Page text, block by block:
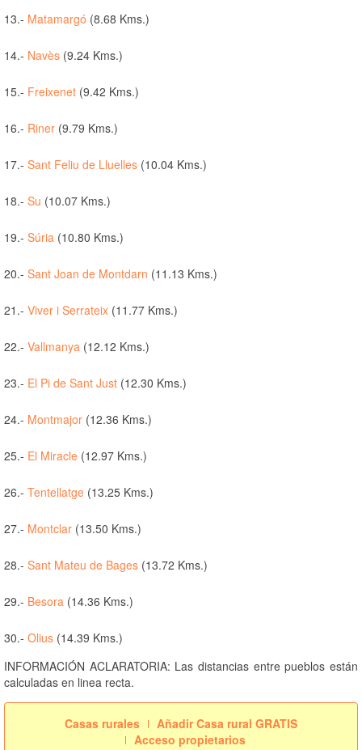
13.- Matamargó (8.68 Kms.)
14.- Navès (9.24 Kms.)
15.- Freixenet (9.42 Kms.)
16.- Riner (9.79 Kms.)
17.- Sant Feliu de Lluelles (10.04 Kms.)
18.- Su (10.07 Kms.)
19.- Súria (10.80 Kms.)
20.- Sant Joan de Montdarn (11.13 Kms.)
21.- Viver i Serrateix (11.77 Kms.)
22.- Vallmanya (12.12 Kms.)
23.- El Pi de Sant Just (12.30 Kms.)
24.- Montmajor (12.36 Kms.)
25.- El Miracle (12.97 Kms.)
26.- Tentellatge (13.25 Kms.)
27.- Montclar (13.50 Kms.)
28.- Sant Mateu de Bages (13.72 Kms.)
29.- Besora (14.36 Kms.)
30.- Olius (14.39 Kms.)
INFORMACIÓN ACLARATORIA: Las distancias entre pueblos están
calculadas en linea recta.
Casas rurales
Añadir Casa rural GRATIS
Acceso propietarios